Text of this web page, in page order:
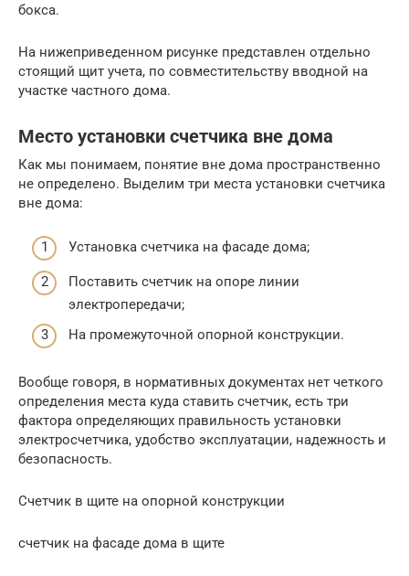
бокса.
На нижеприведенном рисунке представлен отдельно
стоящий щит учета, по совместительству вводной на
участке частного дома.
Место установки счетчика вне дома
Как мы понимаем, понятие вне дома пространственно
не определено. Выделим три места установки счетчика
вне дома:
Установка счетчика на фасаде дома;
Поставить счетчик на опоре линии
электропередачи;
На промежуточной опорной конструкции.
Вообще говоря, в нормативных документах нет четкого
определения места куда ставить счетчик, есть три
фактора определяющих правильность установки
электросчетчика, удобство эксплуатации, надежность и
безопасность.
Счетчик в щите на опорной конструкции
счетчик на фасаде дома в щите